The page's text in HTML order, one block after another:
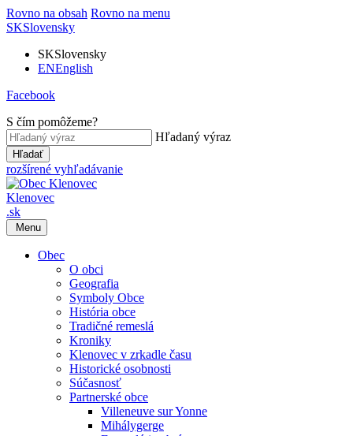
Rovno na obsah Rovno na menu
SKSlovensky
SKSlovensky
ENEnglish
Facebook
S čím pomôžeme?
Hľadaný výraz
Hľadať
rozšírené vyhľadávanie
Klenovec
.sk
Menu
Obec
O obci
Geografia
Symboly Obce
História obce
Tradičné remeslá
Kroniky
Klenovec v zrkadle času
Historické osobnosti
Súčasnosť
Partnerské obce
Villeneuve sur Yonne
Mihálygerge